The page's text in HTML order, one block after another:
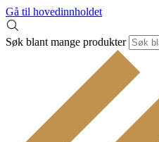
Gå til hovedinnholdet
Søk blant mange produkter